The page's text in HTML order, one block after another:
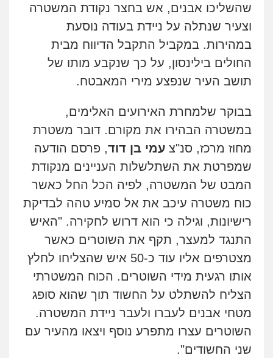
שהשליכו אבנים, אש בחצר נקודת המשטרה
וצעיר שנתלה על ניידת בעודה נוסעת
במהירות. במקביל התקבל הדיווח מבית
החולים בילינסון, על כך שנקבע מותו של
תושב העיר שנפצע מירי המאבטח.
בבוקר שלמחרת האירועים האלימים,
במשטרה הבהירו את מקורם. דובר משטרת
מחוז מרכז, סנ"צ עמי בן דוד, פרסם הודעה
שמפרטת את השתלשלות העניינים מנקודת
המבט של המשטרה, לפיה הכל החל כאשר
כוח משטרה עיכב את אל סמיע טהה לבדיקת
רישיונות, וגילה כי הוא דרוש לחקירה. "האיש
התנגד למעצר, תקף את השוטרים כאשר
מצטרפים אליו עוד כ-50 איש שהצליחו לחלץ
אותו רגעית מידי השוטרים. הכוח המשטרתי
הצליח להשתלט על החשוד תוך שהוא סופג
מטחי אבנים לעברו ולעבר ניידת המשטרה.
השוטרים עצרו מתפרע נוסף ויצאו מהעיר עם
שני החשודים".